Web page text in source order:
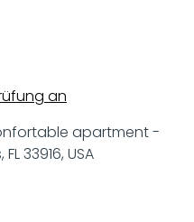
an
apartment -
33916, USA